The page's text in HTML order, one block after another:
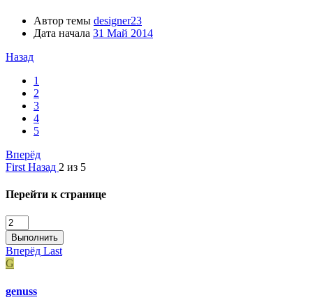
Автор темы designer23
Дата начала 31 Май 2014
Назад
1
2
3
4
5
Вперёд
First Назад 2 из 5
Перейти к странице
Выполнить
Вперёд Last
G
genuss